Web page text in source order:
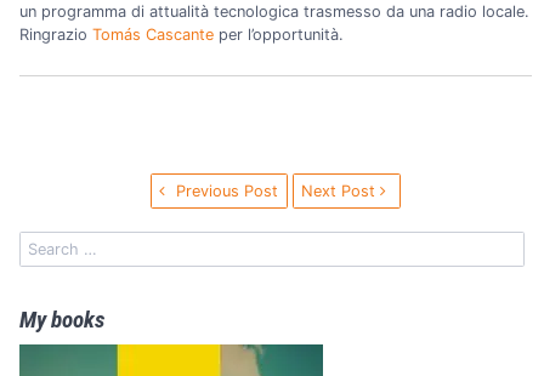
un programma di attualità tecnologica trasmesso da una radio locale.
Ringrazio Tomás Cascante per l’opportunità.
Previous Post Next Post
My books